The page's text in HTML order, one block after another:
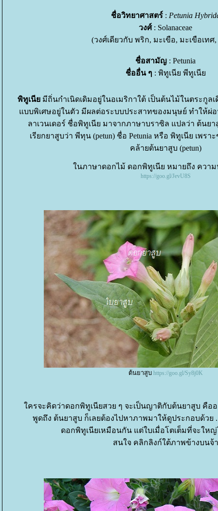
ชื่อวิทยาศาสตร์: Petunia
วงศ์: Solanaceae
(วงศ์เดียวกับ พริก, มะเขือ, มะเขือเทศ
ชื่อสามัญ : Petunia
ชื่ออื่น ๆ : พิทูเนีย พีทูเนี
พิทูเนี มีถิ่นกำเนิดเดิมอยู่ในอเมริกาใต้ เป็นต้นไม้ในตระกู
บบพิเศษอยู่ในตัว มีผลต่อระบบประสาทของมนุษย์ ทำให้ผ่
ลาเวนเดอร์ ชื่อพิทูเนีย มาจากภาษาบราซิล แปลว่า ต้นยา
เรียกยาสูบว่า พีทุน (petun) ชื่อ Petunia หรือ พิทูเนีย เพ
คล้ายต้นยาสูบ (petun)
นภาษาดอกไม้ ดอกพิทูเนีย หมายถึง ความ
https://goo.gl/JevU8S
ต้นยาสูบ https://goo.gl/Sy8j0K
ครจะคิดว่าดอกพิทูเนียสวย ๆ จะเป็นญาติกับต้นยาสูบ คืออยู่
พูดถึง ต้นยาสูบ ก็เลยต้องไปหาภาพมาให้ดูประกอบด้วย
ดอกพิทูเนียเหมือนกัน แต่ใบเมื่อโตเต็มที่จะให
สนใจ คลิกลิงก์ใต้ภาพข้างบนจ้า